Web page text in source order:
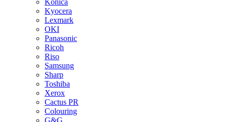
Konica
Kyocera
Lexmark
OKI
Panasonic
Ricoh
Riso
Samsung
Sharp
Toshiba
Xerox
Cactus PR
Colouring
G&G